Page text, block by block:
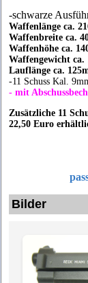
-schwarze
Waffenlänge ca.
Waffenbreite ca.
Waffenhöhe ca.
Waffengewicht ca.
Lauflänge ca.
-11 Schuss Kal.
- mit
Zusätzliche 11
22,50 Euro
Bilder